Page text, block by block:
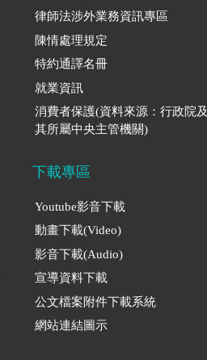
律師法涉外業務資訊專區
陳情處理規定
特約通譯名冊
就業資訊
消費者保護(資料來源：行政院及
其所屬中央主管機關)
下載專區
Youtube影音下載
動畫下載(Video)
影音下載(Audio)
宣導資料下載
公文檔案附件下載系統
網站連結圖示